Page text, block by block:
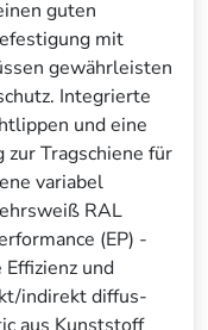
guten
mit
gewährleisten
Integrierte
und eine
Tragschiene für
variabel
RAL
(EP) -
und
indirekt diffus-